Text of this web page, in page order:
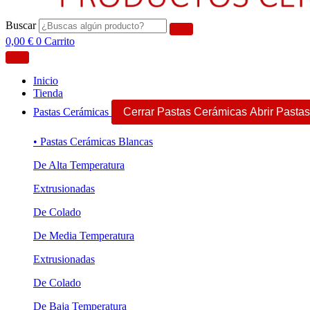
Buscar
0,00 € 0 Carrito
Inicio
Tienda
Pastas Cerámicas
Cerrar Pastas Cerámicas Abrir
• Pastas Cerámicas Blancas
De Alta Temperatura
Extrusionadas
De Colado
De Media Temperatura
Extrusionadas
De Colado
De Baja Temperatura